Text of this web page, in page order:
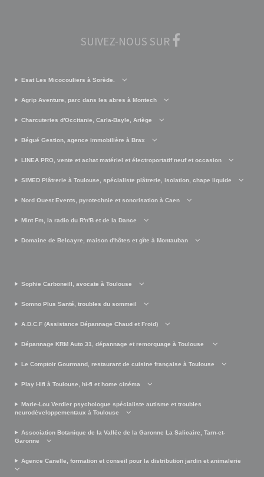
SUIVEZ-NOUS SUR
Esat Les Micocouliers à Sorède.
Agrip Aventure, parc dans les abres à Montech
Charcuteries d'Occitanie, Carla-Bayle, Ariège
Bégué Gestion, agence immobilière à Brax
LINEA PRO, vente et achat matériel et électroportatif neuf et occasion
SIMED Plâtrerie à Toulouse, spécialiste plâtrerie, isolation, chape liquide
Nord Ouest Events, pyrotechnie et sonorisation à Caen
Mint Fm, la radio du R'n'B et de la Dance
Domaine de Belcayre, maison d'hôtes et gîte à Montauban
Sophie Carboneill, avocate à Toulouse
Somno Plus Santé, troubles du sommeil
A.D.C.F (Assistance Dépannage Chaud et Froid)
Dépannage KRM Auto 31, dépannage et remorquage à Toulouse
Le Comptoir Gourmand, restaurant de cuisine française à Toulouse
Play Hifi à Toulouse, hi-fi et home cinéma
Marie-Lou Verdier psychologue spécialiste autisme et troubles
neurodéveloppementaux à Toulouse
Association Botanique de la Vallée de la Garonne La Salicaire, Tarn-et-
Garonne
Agence Canelle, formation et conseil pour la distribution jardin et animalerie